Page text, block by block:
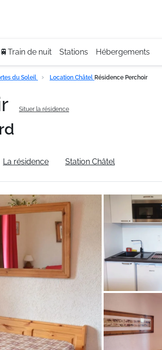
🚆Train de nuit Stations Hébergements
du Soleil Location Châtel Résidence Perchoir
Situer la résidence
La résidence Station Châtel